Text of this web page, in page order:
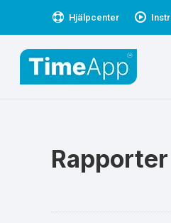
Hjälpcenter
Rapporter